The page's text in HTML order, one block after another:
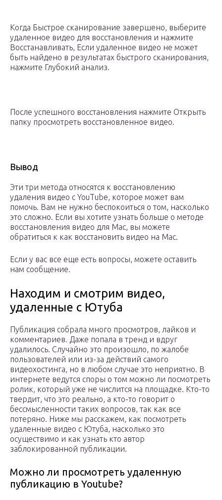
Когда Быстрое сканирование завершено, выберите
удаленное видео для восстановления и нажмите
Восстанавливать, Если удаленное видео не может
быть найдено в результатах быстрого сканирования,
нажмите Глубокий анализ.
После успешного восстановления нажмите Открыть
папку просмотреть восстановленное видео.
Вывод
Эти три метода относятся к восстановлению
удаления видео с YouTube, которое может вам
помочь. Вам не нужно беспокоиться о том, насколько
это сложно. Если вы хотите узнать больше о методе
восстановления видео для Mac, вы можете
обратиться к как восстановить видео на Mac.
Если у вас все еще есть вопросы, можете оставить
нам сообщение.
Находим и смотрим видео,
удаленные с Ютуба
Публикация собрала много просмотров, лайков и
комментариев. Даже попала в тренд и вдруг
удалилось. Случайно это произошло, по жалобе
пользователей или из-за действий самого
видеохостинга, но в любом случае это неприятно. В
интернете ведутся споры о том можно ли посмотреть
ролик, который уже не числится на площадке. Кто-то
твердит, что это реально, а кто-то говорит о
бессмысленности таких вопросов, так как все
потеряно. Ниже мы расскажем, как посмотреть
удаленные видео с Ютуба, насколько это
осуществимо и как узнать кто автор
заблокированной публикации.
Можно ли просмотреть удаленную
публикацию в Youtube?